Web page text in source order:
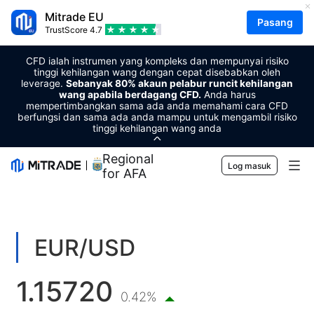
Mitrade EU
TrustScore 4.7
Pasang
CFD ialah instrumen yang kompleks dan mempunyai risiko
tinggi kehilangan wang dengan cepat disebabkan oleh
leverage. Sebanyak 80% akaun pelabur runcit kehilangan
wang apabila berdagang CFD. Anda harus
mempertimbangkan sama ada anda memahami cara CFD
berfungsi dan sama ada anda mampu untuk mengambil risiko
tinggi kehilangan wang anda
Regional Sponsor
for AFA
Log masuk
Forex
Komoditi
Mata wang kripto
Berdagang
Platform Perdagangan
Pengurusan Risiko
Alat Pasaran
Kalender Ekonomi
Pendidikan
EUR/USD
1.15720 0.42%